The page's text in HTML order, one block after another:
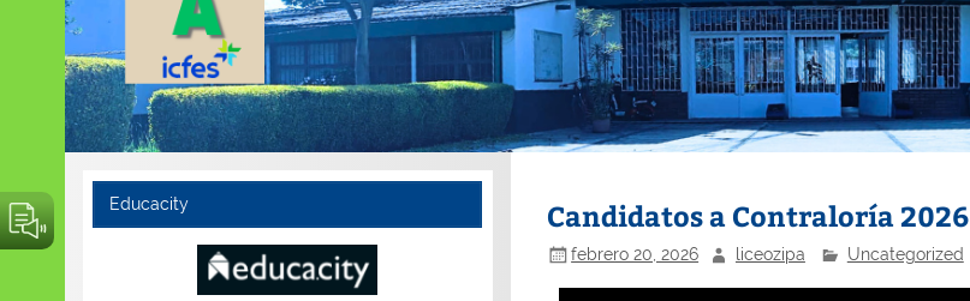
Candidatos a Contraloría 2026
febrero 20, 2026 liceozipa Uncategorized
Educacity